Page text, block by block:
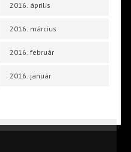
2016. április
2016. március
2016. február
2016. január